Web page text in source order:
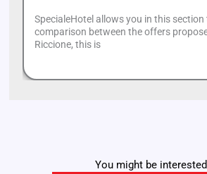
SpecialeHotel allows you in this section
comparison between the offers
Riccione, this is
You might be